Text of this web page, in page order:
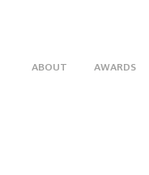
ABOUT AWARDS